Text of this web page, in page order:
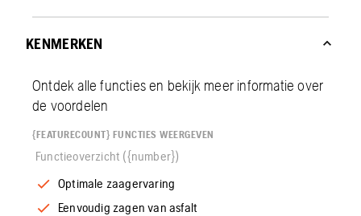
KENMERKEN
Ontdek alle functies en bekijk meer informatie over
de voordelen
{FEATURECOUNT} FUNCTIES WEERGEVEN
Functieoverzicht ({number})
Optimale zaagervaring
Eenvoudig zagen van asfalt